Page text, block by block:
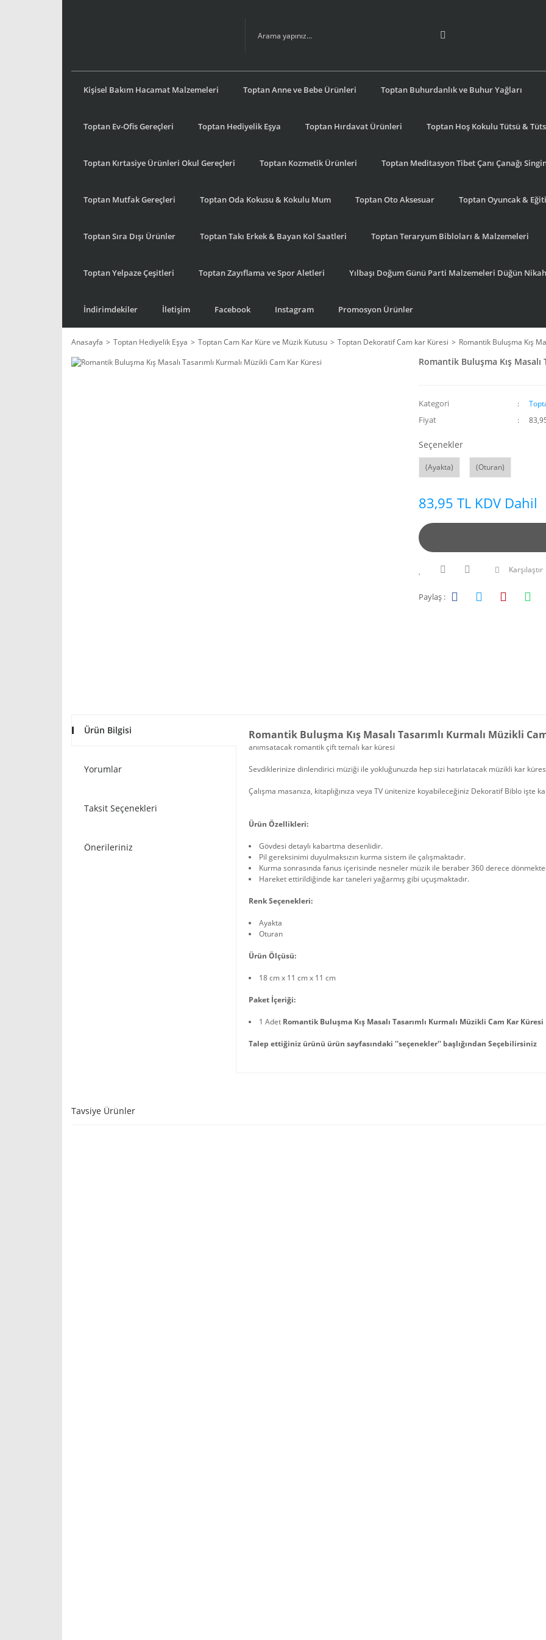
Kişisel Bakım Hacamat Malzemeleri Toptan Anne ve Bebe Ürünleri Toptan Buhurdanlık ve Buhur Yağları
Toptan Ev-Ofis Gereçleri Toptan Hediyelik Eşya Toptan Hırdavat Ürünleri Toptan Hoş Kokulu Tütsü &
Toptan Kırtasiye Ürünleri Okul Gereçleri Toptan Kozmetik Ürünleri Toptan Meditasyon Tibet Çanı Çanağı
Toptan Mutfak Gereçleri Toptan Oda Kokusu & Kokulu Mum Toptan Oto Aksesuar Toptan Oyuncak &
Toptan Sıra Dışı Ürünler Toptan Takı Erkek & Bayan Kol Saatleri Toptan Teraryum Bibloları & Malzemeleri
Toptan Yelpaze Çeşitleri Toptan Zayıflama ve Spor Aletleri Yılbaşı Doğum Günü Parti Malzemeleri Düğün
İndirimdekiler İletişim Facebook Instagram Promosyon Ürünler
Anasayfa Toptan Hediyelik Eşya Toptan Cam Kar Küre ve Müzik Kutusu Toptan Dekoratif Cam kar Küresi Romantik Buluşma Kış
Romantik Buluşma Kış
Kategori
Fiyat
Seçenekler
(Ayakta) (Oturan)
83,95 TL KDV Dahil
Karşılaştır
Paylaş :
Ürün Bilgisi
Yorumlar
Taksit Seçenekleri
Önerileriniz
Romantik Buluşma Kış Masalı Tasarımlı Kurmalı Müzikli
anımsatacak romantik çift temalı kar küresi
Sevdiklerinize dinlendirici müziği ile yokluğunuzda hep sizi hatırlatacak müzikli kar
Çalışma masanıza, kitaplığınıza veya TV ünitenize koyabileceğiniz Dekoratif Biblo işte
Ürün Özellikleri:
Gövdesi detaylı kabartma desenlidir.
Pil gereksinimi duyulmaksızın kurma sistem ile çalışmaktadır.
Kurma sonrasında fanus içerisinde nesneler müzik ile beraber 360 derece
Hareket ettirildiğinde kar taneleri yağarmış gibi uçuşmaktadır.
Renk Seçenekleri:
Ayakta
Oturan
Ürün Ölçüsü:
18 cm x 11 cm x 11 cm
Paket İçeriği:
1 Adet Romantik Buluşma Kış Masalı Tasarımlı Kurmalı Müzikli Cam Kar Küresi
Talep ettiğiniz ürünü ürün sayfasındaki ''seçenekler'' başlığından Seçebilirsiniz
Tavsiye Ürünler